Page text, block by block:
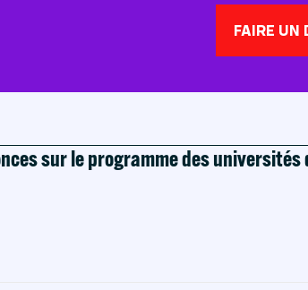
FAIRE UN
sur le programme des universités